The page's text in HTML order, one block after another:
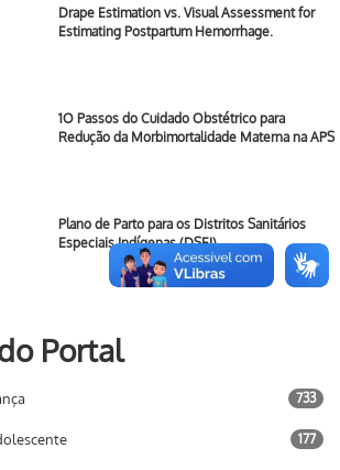
Drape Estimation vs. Visual Assessment for
Estimating Postpartum Hemorrhage.
1O Passos do Cuidado Obstétrico para
Redução da Morbimortalidade Materna na APS
Plano de Parto para os Distritos Sanitários
Especiais Indígenas (DSEI)
Portal
733
177